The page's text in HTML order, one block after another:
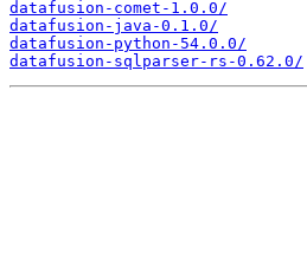
datafusion-comet-1.0.0/
datafusion-java-0.1.0/
datafusion-python-54.0.0/
datafusion-sqlparser-rs-0.62.0/